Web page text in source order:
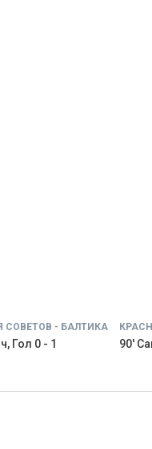
СОВЕТОВ - БАЛТИКА
Гол 0 - 1 90'